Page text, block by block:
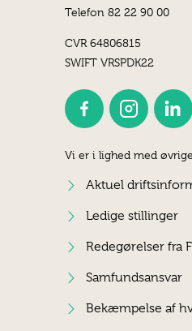
Telefon 82 22 90 00
CVR 64806815
SWIFT VRSPDK22
Vi er i lighed med
Aktuel
Ledige stillinger
Redegørelser fra
Samfundsansvar
Bekæmpelse af